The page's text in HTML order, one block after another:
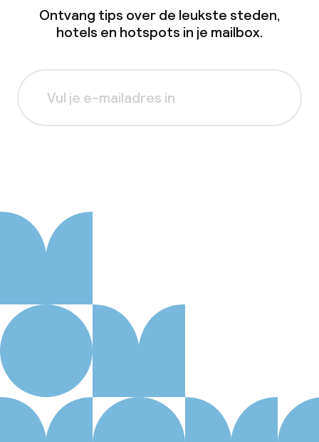
Ontvang tips over de leukste steden,
hotels en hotspots in je mailbox.